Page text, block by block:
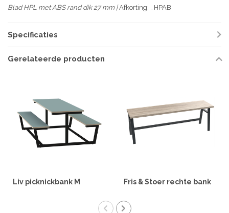
Blad HPL met ABS rand dik 27 mm |Afkorting: _HPAB
Specificaties
Gerelateerde producten
Liv picknickbank M Fris & Stoer rechte bank